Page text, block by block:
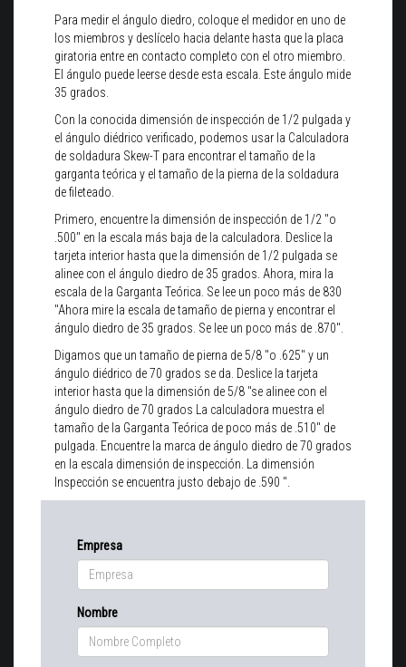
Para medir el ángulo diedro, coloque el medidor en uno de
los miembros y deslícelo hacia delante hasta que la placa
giratoria entre en contacto completo con el otro miembro.
El ángulo puede leerse desde esta escala. Este ángulo mide
35 grados.
Con la conocida dimensión de inspección de 1/2 pulgada y
el ángulo diédrico verificado, podemos usar la Calculadora
de soldadura Skew-T para encontrar el tamaño de la
garganta teórica y el tamaño de la pierna de la soldadura
de fileteado.
Primero, encuentre la dimensión de inspección de 1/2 "o
.500" en la escala más baja de la calculadora. Deslice la
tarjeta interior hasta que la dimensión de 1/2 pulgada se
alinee con el ángulo diedro de 35 grados. Ahora, mira la
escala de la Garganta Teórica. Se lee un poco más de 830
"Ahora mire la escala de tamaño de pierna y encontrar el
ángulo diedro de 35 grados. Se lee un poco más de .870".
Digamos que un tamaño de pierna de 5/8 "o .625" y un
ángulo diédrico de 70 grados se da. Deslice la tarjeta
interior hasta que la dimensión de 5/8 "se alinee con el
ángulo diedro de 70 grados La calculadora muestra el
tamaño de la Garganta Teórica de poco más de .510" de
pulgada. Encuentre la marca de ángulo diedro de 70 grados
en la escala dimensión de inspección. La dimensión
Inspección se encuentra justo debajo de .590 ".
Empresa
Nombre